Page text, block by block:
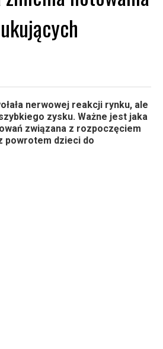
nerwowej reakcji rynku, ale
zysku. Ważne jest jaka
związana z rozpoczęciem
powrotem dzieci do